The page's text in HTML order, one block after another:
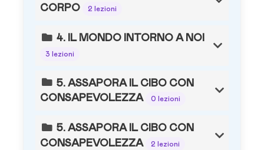
CORPO
2 lezioni
4. IL MONDO INTORNO A NOI
3 lezioni
5. ASSAPORA IL CIBO CON
CONSAPEVOLEZZA
0 lezioni
5. ASSAPORA IL CIBO CON
CONSAPEVOLEZZA
2 lezioni